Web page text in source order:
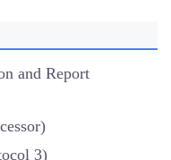
and Report
3)